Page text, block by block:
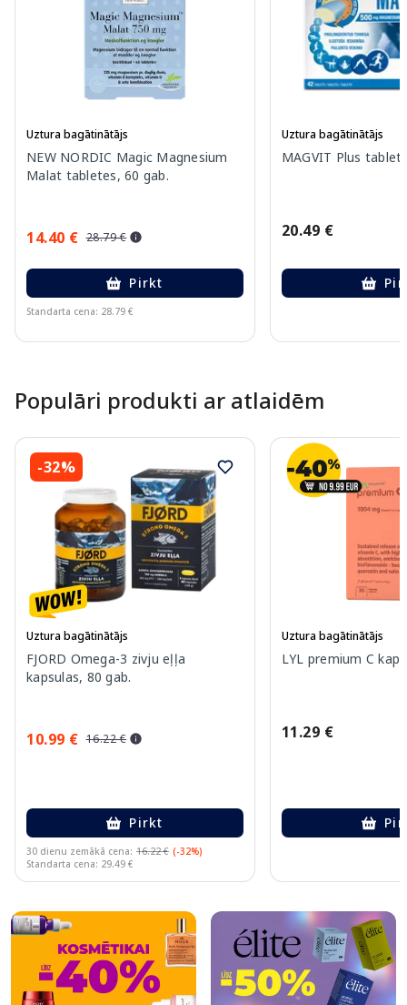
Uztura bagātinātājs
NEW NORDIC Magic Magnesium
Malat tabletes, 60 gab.
14.40 € 28.79 €
Pirkt
Standarta cena: 28.79 €
Uztura bagātinātājs
MAGVIT Plus
20.49 €
Populāri produkti ar atlaidēm
-32%
Uztura bagātinātājs
FJORD Omega-3 zivju eļļa
kapsulas, 80 gab.
10.99 € 16.22 €
Pirkt
30 dienu zemākā cena: 16.22 € (-32%)
Standarta cena: 29.49 €
Uztura bagātinātājs
LYL premium C
11.29 €